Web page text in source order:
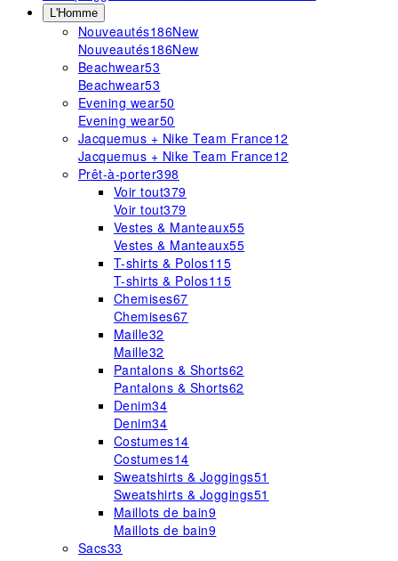
L'Homme
Nouveautés186New
Nouveautés186New
Beachwear53
Beachwear53
Evening wear50
Evening wear50
Jacquemus + Nike Team France12
Jacquemus + Nike Team France12
Prêt-à-porter398
Voir tout379
Voir tout379
Vestes & Manteaux55
Vestes & Manteaux55
T-shirts & Polos115
T-shirts & Polos115
Chemises67
Chemises67
Maille32
Maille32
Pantalons & Shorts62
Pantalons & Shorts62
Denim34
Denim34
Costumes14
Costumes14
Sweatshirts & Joggings51
Sweatshirts & Joggings51
Maillots de bain9
Maillots de bain9
Sacs33